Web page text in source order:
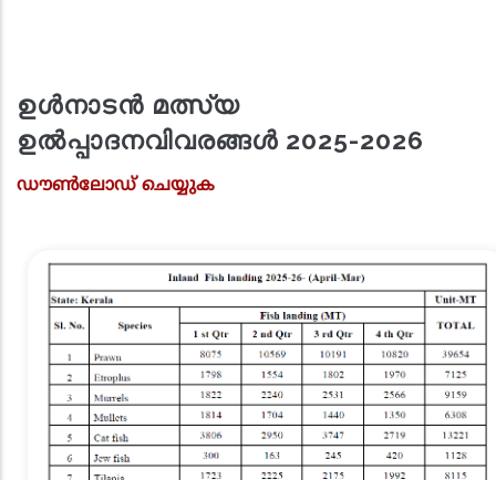
ഉൾനാടൻ മത്സ്യ
ഉൽപ്പാദനവിവരങ്ങള്‍ 2025-2026
ഡൗൺലോഡ് ചെയ്യുക